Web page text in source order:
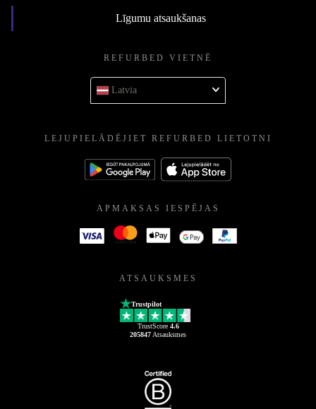
Līgumu atsaukšanas
REFURBED VIETNĒ
Latvia
LEJUPIELĀDĒJIET REFURBED LIETOTNI
APMAKSAS IESPĒJAS
ATSAUKSMES
Trustpilot
TrustScore 4.6
205847 Atsauksmes